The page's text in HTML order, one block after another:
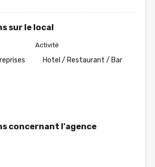
sur le local
Activité
Hotel / Restaurant / Bar
concernant l'agence